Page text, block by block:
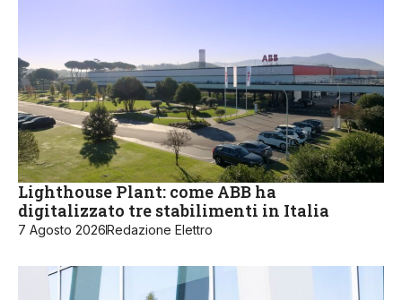
Lighthouse Plant: come ABB ha
digitalizzato tre stabilimenti in Italia
7 Agosto 2026Redazione Elettro